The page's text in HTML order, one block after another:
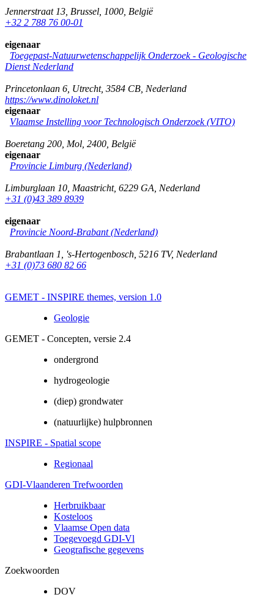
Jennerstraat 13 Brussel 1000 België
+32 2 788 76 00-01
eigenaar
Toegepast-Natuurwetenschappelijk Onderzoek - Geologische
Dienst Nederland
Princetonlaan 6 Utrecht, 3584 CB Nederland
https://www.dinoloket.nl
eigenaar
Vlaamse Instelling voor Technologisch Onderzoek (VITO)
Boeretang 200 Mol 2400 België
eigenaar
Provincie Limburg (Nederland)
Limburglaan 10 Maastricht, 6229 GA Nederland
+31 (0)43 389 8939
eigenaar
Provincie Noord-Brabant (Nederland)
Brabantlaan 1 's-Hertogenbosch 5216 TV, Nederland
+31 (0)73 680 82 66
GEMET - INSPIRE themes, version 1.0
Geologie
GEMET - Concepten, versie 2.4
ondergrond
hydrogeologie
(diep) grondwater
(natuurlijke) hulpbronnen
INSPIRE - Spatial scope
Regionaal
GDI-Vlaanderen Trefwoorden
Herbruikbaar
Kosteloos
Vlaamse Open data
Toegevoegd GDI-Vl
Geografische gegevens
Zoekwoorden
DOV